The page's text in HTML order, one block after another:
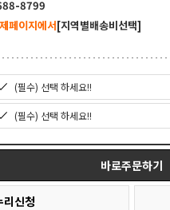
8799
페이지에서[지역별배송비선택]
(필수) 선택 하세요!!
(필수) 선택 하세요!!
바로주문하기
리신청